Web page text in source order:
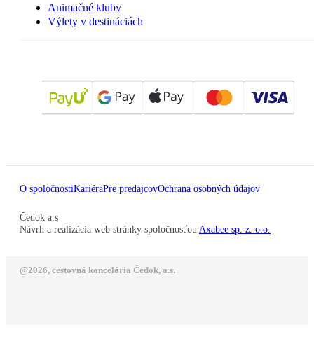
Animačné kluby
Výlety v destináciách
O spoločnostiKariéraPre predajcovOchrana osobných údajov
Čedok a.s
Návrh a realizácia web stránky spoločnosťou Axabee sp. z. o.o.
@2026, cestovná kancelária Čedok, a.s.